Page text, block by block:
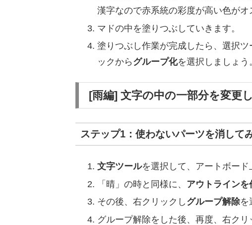
漢字なので赤系統の彩度が高い色がオ
マドの中を塗りつぶしていきます。
塗りつぶし作業が完成したら、選択
ックから グループ化を選択しましょう
[雨編] 文字の中の一部分を変更
ステップ1：使わないパーツを消して
文字ツールを選択して、アートボード
「晴」の時と同様に、 アウトラインを
その後、右クリックし グループ解除を
グループ解除をした後、再度、右クリ